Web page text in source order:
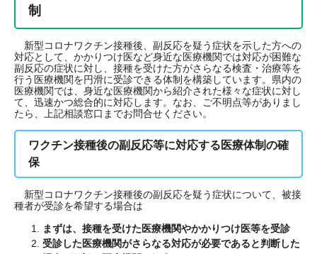
制
新型コロナワクチン接種後、副反応を疑う症状を示した方への
対応として、かかりつけ医など身近な医療機関では対応が困難な
副反応の症状に対し、接種を受けた方がさらなる検査・治療等を
行う医療機関を円滑に受診できる体制を構築しています。県内の
医療機関では、身近な医療機関から紹介された様々な症状に対し
て、迅速かつ総合的に対応します。なお、ご不明点等がありまし
たら、上記相談窓口までお問合せください。
ワクチン接種後の副反応等に対応する医療体制の確
保
新型コロナワクチン接種後の副反応を疑う症状について、被接
種者が受診を希望する場合は
まずは、接種を受けた医療機関やかかりつけ医等を受診
​受診した医療機関がさらなる対応が必要であると判断した